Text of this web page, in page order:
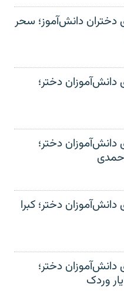
دانش‌آموز؛ سحر
دختر؛
دختر؛
دختر؛ کبرا
دختر؛
وردک